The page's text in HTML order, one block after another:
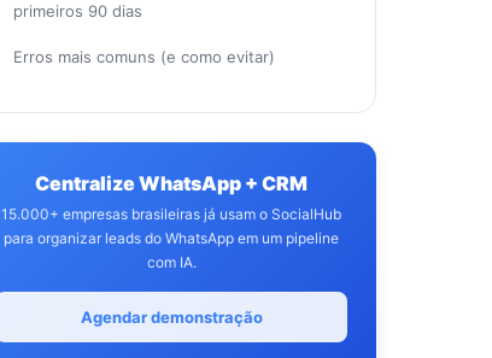
primeiros 90 dias
Erros mais comuns (e como evitar)
Centralize WhatsApp + CRM
15.000+ empresas brasileiras já usam o SocialHub
para organizar leads do WhatsApp em um pipeline
com IA.
Agendar demonstração